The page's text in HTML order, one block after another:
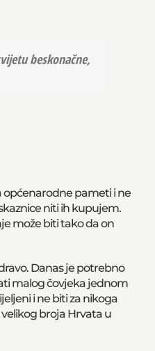
beskonačne,
općenarodne pameti i ne
niti ih kupujem.
može biti tako da on
Danas je potrebno
malog čovjeka jednom
i ne biti za nikoga
broja Hrvata u